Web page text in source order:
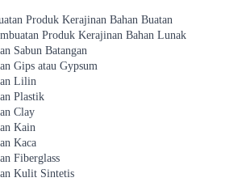
Produk Kerajinan Bahan Buatan
Produk Kerajinan Bahan Lunak
Sabun Batangan
Gips atau Gypsum
Lilin
Plastik
Clay
Kain
Kaca
Fiberglass
Kulit Sintetis